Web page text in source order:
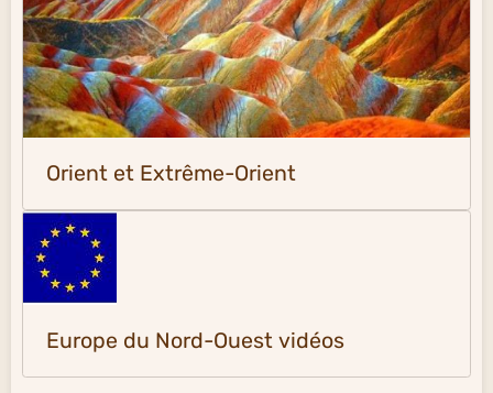
Orient et Extrême-Orient
Europe du Nord-Ouest vidéos